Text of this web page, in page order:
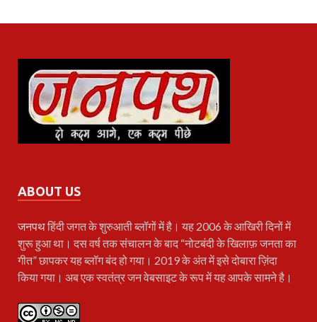
ABOUT US
जनपथहिंदी जगत के शुरुआती ब्लॉगों में है। यह 2006 के आखिरी दिनों में
शुरू हुआ था। दस वर्ष तक संचालन के बाद “नोटबंदी के खिलाफ़ जनता का
गीत” छापकर यह ब्लॉग बंद हो गया। 2019 के अंत में इसे दोबारा ज़िंदा
किया गया। अब एक स्वतंत्र जन वेबसाइट के रूप में यह आपके सामने है।